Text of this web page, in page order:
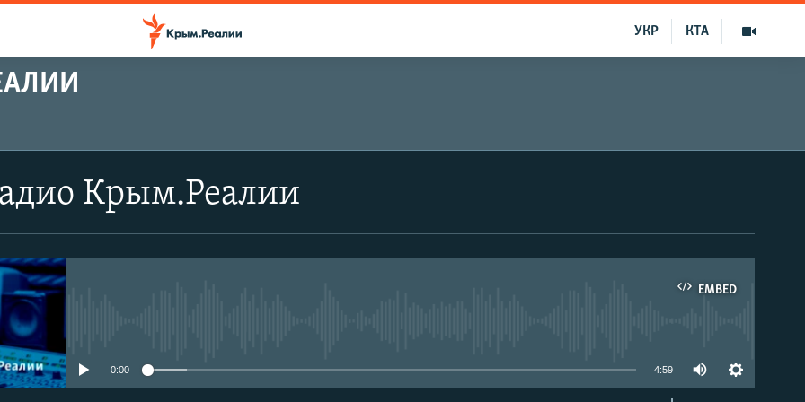
КТА
УКР
Крым.Реалии
EMBED
0:00 4:59